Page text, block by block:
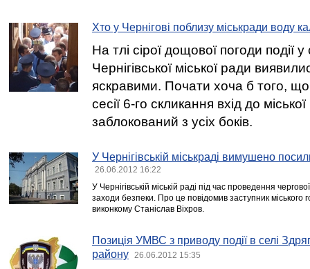
Хто у Чернігові поблизу міськради воду
На тлі сірої дощової погоди події у
Чернігівської міської ради
яскравими. Почати хоча б того,
сесії 6-го скликання вхід до
заблокований з усіх боків.
У Чернігівській міськраді вимушено
26.06.2012 16:22
У Чернігівській міській раді під час проведення
заходи безпеки. Про це повідомив заступник міського
виконкому Станіслав Віхров.
Позиція УМВС з приводу події в селі
району
26.06.2012 15:35